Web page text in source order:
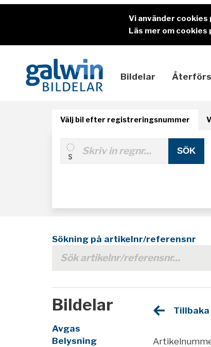
Vi använder
Läs mer om cookies
Bildelar
Välj bil efter registreringsnummer
Sökning på artikelnr/referensnr
Bildelar
Avgas
Belysning
Tillbaka